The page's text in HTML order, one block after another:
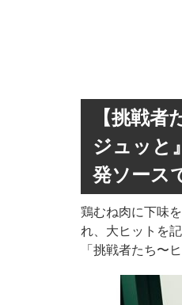
【挑戦
ジュッと
発ソース
鶏むね肉に下味
れ、大ヒットを
「挑戦者たち〜